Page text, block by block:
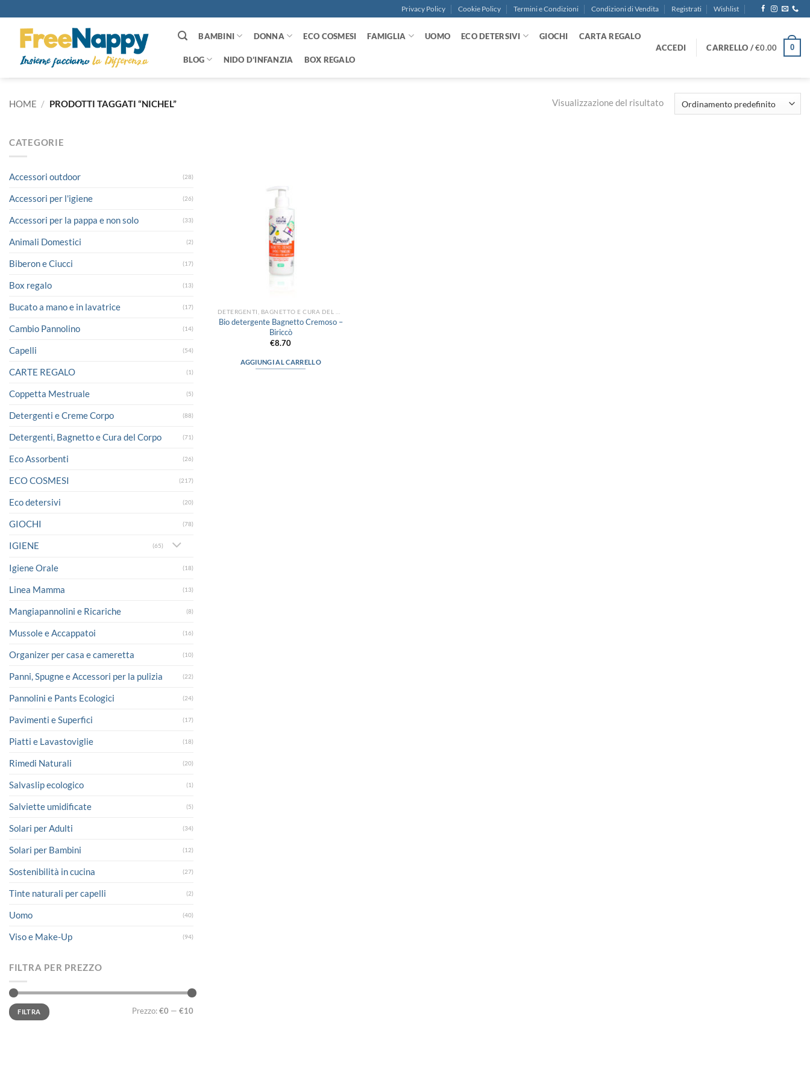
ai
contenuti
Privacy Policy Cookie Policy Termini e Condizioni Condizioni di Vendita Registrati Wishlist
BAMBINI DONNA ECO COSMESI FAMIGLIA UOMO ECO DETERSIVI GIOCHI CARTA REGALO
BLOG NIDO D’INFANZIA BOX REGALO
ACCEDI CARRELLO /€0.00 0
HOME / PRODOTTI TAGGATI “NICHEL” Visualizzazione del risultato
CATEGORIE
Accessori outdoor (28)
Accessori per l'igiene (26)
Accessori per la pappa e non solo (33)
Animali Domestici (2)
Biberon e Ciucci (17)
Box regalo (13)
Bucato a mano e in lavatrice (17)
Cambio Pannolino (14)
Capelli (54)
CARTE REGALO (1)
Coppetta Mestruale (5)
Detergenti e Creme Corpo (88)
Detergenti, Bagnetto e Cura del Corpo (71)
Eco Assorbenti (26)
ECO COSMESI (217)
Eco detersivi (20)
GIOCHI (78)
IGIENE (65)
Igiene Orale (18)
Linea Mamma (13)
Mangiapannolini e Ricariche (8)
Mussole e Accappatoi (16)
Organizer per casa e cameretta (10)
Panni, Spugne e Accessori per la pulizia (22)
Pannolini e Pants Ecologici (24)
Pavimenti e Superfici (17)
Piatti e Lavastoviglie (18)
Rimedi Naturali (20)
Salvaslip ecologico (1)
Salviette umidificate (5)
Solari per Adulti (34)
Solari per Bambini (12)
Sostenibilità in cucina (27)
Tinte naturali per capelli (2)
Uomo (40)
Viso e Make-Up (94)
FILTRA PER PREZZO
Prezzo
Min
Prezzo
MaxFILTRA Prezzo:€0 — €10
Bio detergente Bagnetto Cremoso –
Biriccò
€8.70
AGGIUNGI AL CARRELLO